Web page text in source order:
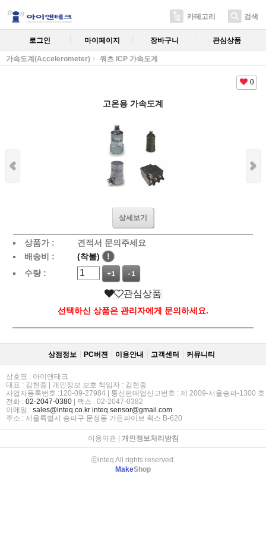
카테고리 검색
로그인 마이페이지 장바구니 관심상품
가속도계(Accelerometer) 쿼츠 ICP 가속도계
0
고온용 가속도계
상세보기
상품가 :
견적서 문의주세요
배송비 :
(착불)
!
수량 :
+1 -1
관심상품
선택하신 상품은 관리자에게 문의하세요.
상점정보 PC버젼 이용안내 고객센터 커뮤니티
상호명 : 아이앤테크
대표 : 김현중 | 개인정보 보호 책임자 : 김현중
사업자등록번호 :120-09-27984 | 통신판매업신고번호 : 제 2009-서울송파-1300 호
전화 : 02-2047-0380 | 팩스 : 02-2047-0382
이메일 : sales@inteq.co.kr inteq.sensor@gmail.com
주소 : 서울특별시 송파구 문정동 가든파이브 웍스 B-620
이용약관| 개인정보처리방침
ⓒinteq All rights reserved.
MakeShop